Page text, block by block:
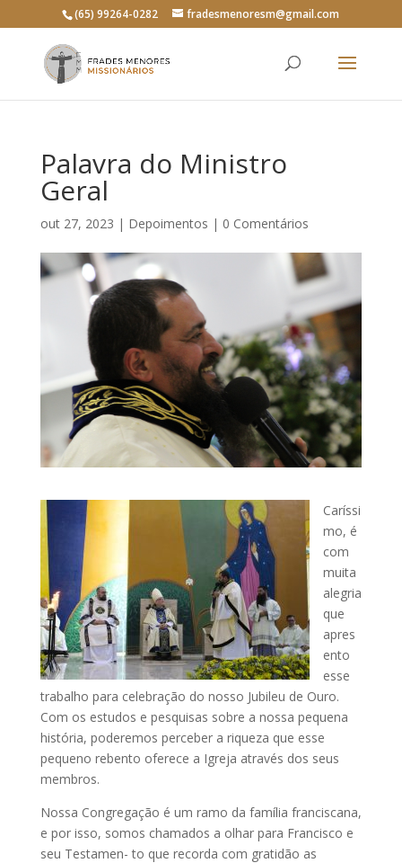
(65) 99264-0282 fradesmenoresm@gmail.com
Palavra do Ministro
Geral
out 27, 2023 | Depoimentos | 0 Comentários
Caríssi
mo, é
com
muita
alegria
que
apres
ento
esse
trabalho para celebração do nosso Jubileu de Ouro.
Com os estudos e pesquisas sobre a nossa pequena
história, poderemos perceber a riqueza que esse
pequeno rebento oferece a Igreja através dos seus
membros.
Nossa Congregação é um ramo da família franciscana,
e por isso, somos chamados a olhar para Francisco e
seu Testamen- to que recorda com gratidão as